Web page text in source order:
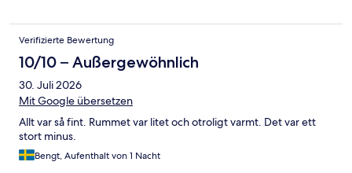
Verifizierte Bewertung
10/10 – Außergewöhnlich
30. Juli 2026
Mit Google übersetzen
Allt var så fint. Rummet var litet och otroligt varmt. Det var ett
stort minus.
Bengt, Aufenthalt von 1 Nacht